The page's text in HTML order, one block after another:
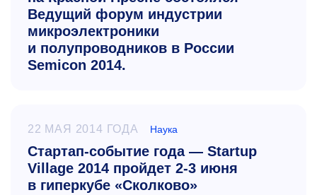
Ведущий форум индустрии
микроэлектроники
и полупроводников в России
Semicon 2014.
22 МАЯ 2014 ГОДА Наука
Стартап-событие года — Startup
Village 2014 пройдет 2-3 июня
в гиперкубе «Сколково»